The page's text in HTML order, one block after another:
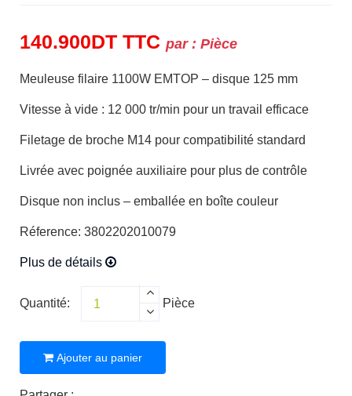
140.900DT TTC par : Pièce
Meuleuse filaire 1100W EMTOP – disque 125 mm
Vitesse à vide : 12 000 tr/min pour un travail efficace
Filetage de broche M14 pour compatibilité standard
Livrée avec poignée auxiliaire pour plus de contrôle
Disque non inclus – emballée en boîte couleur
Réference: 3802202010079
Plus de détails
Quantité: Pièce
Ajouter au panier